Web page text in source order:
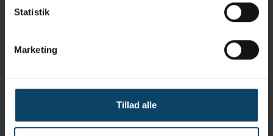
Statistik
Marketing
Tillad alle
EN ISO 374-1:2016-Type A
EN ISO 374-5: 2016
EN ISO 374-5: 2016